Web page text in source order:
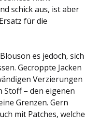
schick aus, ist aber
für die
es jedoch, sich
Gecroppte Jacken
Verzierungen
Stoff – den eigenen
Grenzen. Gern
mit Patches, welche